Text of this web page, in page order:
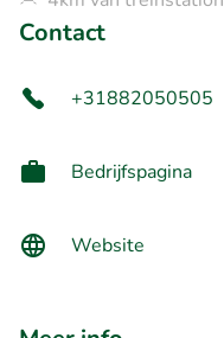
Contact
+31882050505
Bedrijfspagina
Website